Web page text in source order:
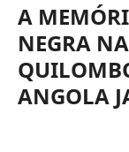
A
NEGRA
ANGOLA